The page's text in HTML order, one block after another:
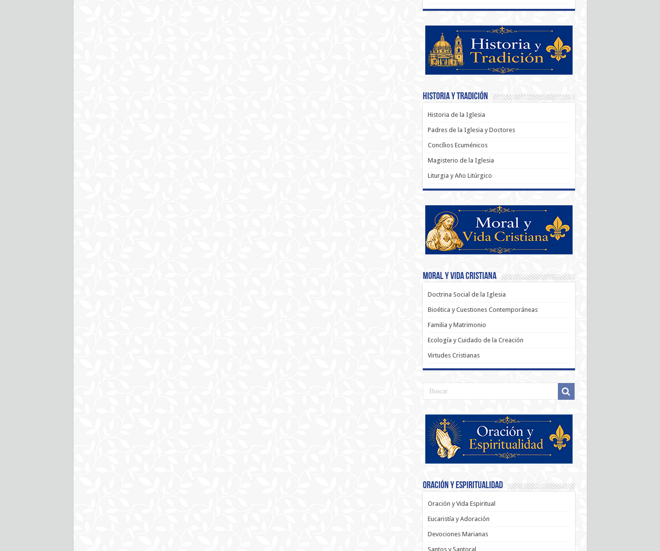
Historia y Tradición
Historia de la Iglesia
Padres de la Iglesia y Doctores
Concílios Ecuménicos
Magisterio de la Iglesia
Liturgia y Año Litúrgico
Moral y Vida Cristiana
Doctrina Social de la Iglesia
Bioética y Cuestiones Contemporáneas
Familia y Matrimonio
Ecología y Cuidado de la Creación
Virtudes Cristianas
Oración y Espiritualidad
Oración y Vida Espiritual
Eucaristía y Adoración
Devociones Marianas
Santos y Santoral